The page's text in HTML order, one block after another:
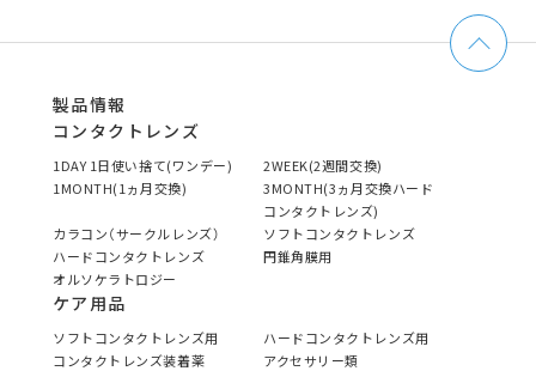
製品情報
コンタクトレンズ
1DAY 1日使い捨て(ワンデー)
2WEEK(2週間交換)
1MONTH(1ヵ月交換)
3MONTH(3ヵ月交換ハード
コンタクトレンズ)
カラコン（サークルレンズ）
ソフトコンタクトレンズ
ハードコンタクトレンズ
円錐角膜用
オルソケラトロジー
ケア用品
ソフトコンタクトレンズ用
ハードコンタクトレンズ用
コンタクトレンズ装着薬
アクセサリー類